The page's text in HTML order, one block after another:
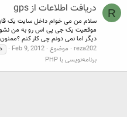
R دریافت اطلاعات از gps
سلام من می خوام داخل سایت یک
موقعیت یک جی پی اس رو به من
دیگر اما نمی دونم چی کار کنم
reza202 موضوع Feb 9, 2012
برنامه‌نویسی با PHP